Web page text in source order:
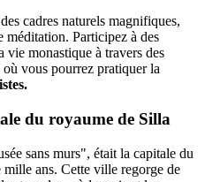
cadres naturels magnifiques,
méditation. Participez à des
vie monastique à travers des
vous pourrez pratiquer la
du royaume de Silla
sans murs", était la capitale du
ans. Cette ville regorge de